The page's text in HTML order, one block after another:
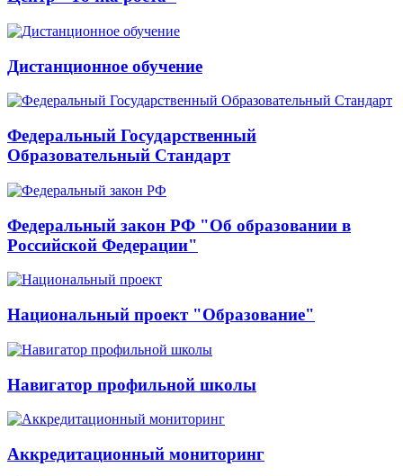
Дистанционное обучение
Федеральный Государственный
Образовательный Стандарт
Федеральный закон РФ "Об образовании в
Российской Федерации"
Национальный проект "Образование"
Навигатор профильной школы
Аккредитационный мониторинг